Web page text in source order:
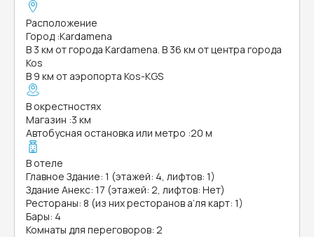
Расположение
Город :Kardamena
В 3 км от города Kardamena. В 36 км от центра города
Kos
В 9 км от аэропорта Kos-KGS
В окрестностях
Магазин :3 км
Автобусная остановка или метро :20 м
В отеле
Главное Здание: 1 (этажей: 4, лифтов: 1)
Здание Анекс: 17 (этажей: 2, лифтов: Нет)
Рестораны: 8 (из них ресторанов а’ля карт: 1)
Бары: 4
Комнаты для переговоров: 2